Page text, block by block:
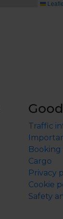
Traffic
Cargo
Privacy
Cookie
Safety